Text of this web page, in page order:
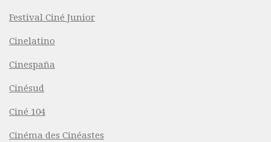
Festival Ciné Junior
Cinelatino
Cinespaña
Cinésud
Ciné 104
Cinéma des Cinéastes